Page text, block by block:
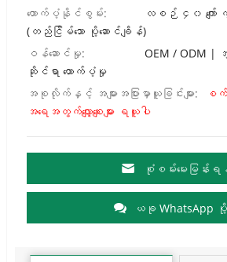
ထောက်ပံ့နိုင်စွမ်း:
လစဉ် ၄၀ ကျော်
(တည်ငြိမ်သော ပို့ဆောင်ချိန်)
ဝန်ဆောင်မှု:
OEM / ODM
ဆိုင်ရာ ထောက်ပံ့မှု
အစုလိုက်နှင့် အများအပြားမှာယူခြင်းများ:
စ
အရေအတွက်လျှော့စျေးများ ရယူပါ
စုံစမ်းမေးမြန်း
ယခု WhatsApp ပို့